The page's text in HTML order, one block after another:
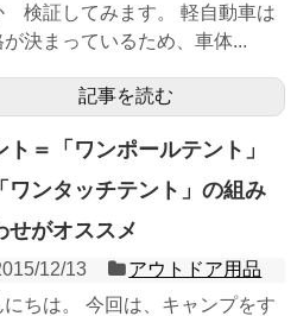
検証してみます。 軽自動車は
が決まっているため、車体...
記事を読む
ト＝「ワンポールテント」
ワンタッチテント」の組み
せがオススメ
12/13
アウトドア用品
にちは。 今回は、キャンプをす